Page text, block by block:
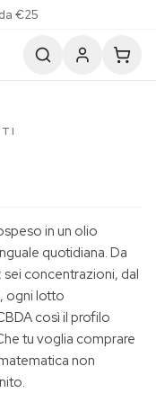
€25
in un olio
quotidiana. Da
concentrazioni, dal
ogni lotto
così il profilo
tu voglia comprare
non